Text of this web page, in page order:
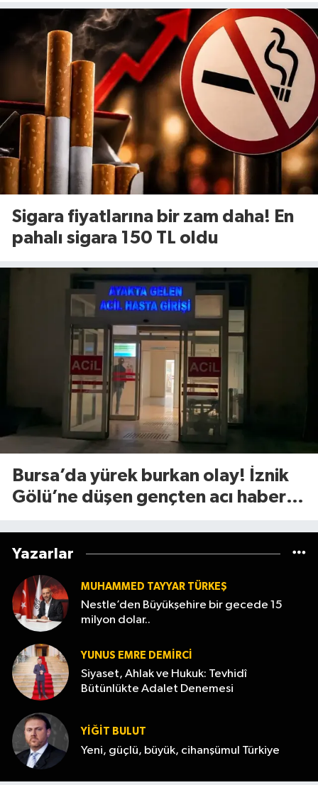
Sigara fiyatlarına bir zam daha! En
pahalı sigara 150 TL oldu
Bursa’da yürek burkan olay! İznik
Gölü’ne düşen gençten acı haber
Yazarlar
MUHAMMED TAYYAR TÜRKEŞ
Nestle’den Büyükşehire bir gecede 15
milyon dolar..
YUNUS EMRE DEMIRCI
Siyaset, Ahlak ve Hukuk: Tevhidî
Bütünlükte Adalet Denemesi
YİĞİT BULUT
Yeni, güçlü, büyük, cihanşümul Türkiye